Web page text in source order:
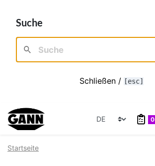
Suche
Schließen / [esc]
0
Startseite